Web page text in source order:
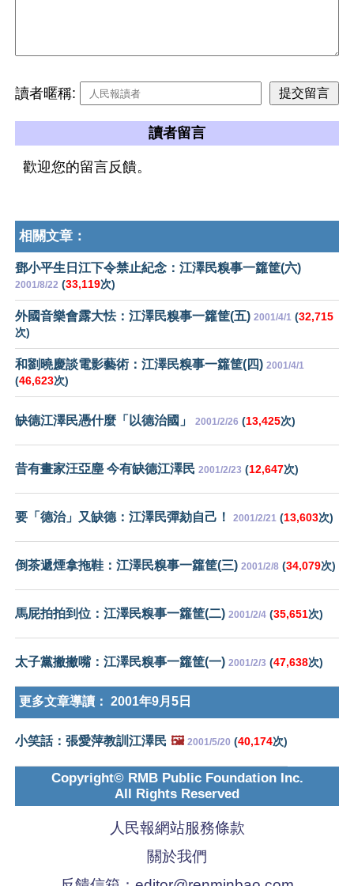
讀者暱稱:
讀者留言
歡迎您的留言反饋。
相關文章：
鄧小平生日江下令禁止紀念：江澤民糗事一籮筐(六)
2001/8/22 (33,119次)
外國音樂會露大怯：江澤民糗事一籮筐(五) 2001/4/1 (32,715
次)
和劉曉慶談電影藝術：江澤民糗事一籮筐(四) 2001/4/1
(46,623次)
缺德江澤民憑什麼「以德治國」 2001/2/26 (13,425次)
昔有畫家汪亞塵 今有缺德江澤民 2001/2/23 (12,647次)
要「德治」又缺德：江澤民彈劾自己！ 2001/2/21 (13,603次)
倒茶遞煙拿拖鞋：江澤民糗事一籮筐(三) 2001/2/8 (34,079次)
馬屁拍拍到位：江澤民糗事一籮筐(二) 2001/2/4 (35,651次)
太子黨撇撇嘴：江澤民糗事一籮筐(一) 2001/2/3 (47,638次)
更多文章導讀： 2001年9月5日
小笑話：張愛萍教訓江澤民 🖼️ 2001/5/20 (40,174次)
Copyright© RMB Public Foundation Inc.
All Rights Reserved
人民報網站服務條款
關於我們